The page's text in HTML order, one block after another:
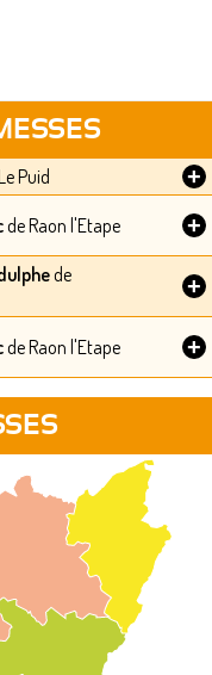
Puid +
de Raon l'Etape +
de
+
de Raon l'Etape +